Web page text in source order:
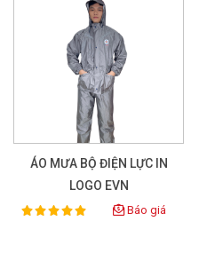
ÁO MƯA BỘ ĐIỆN LỰC IN
LOGO EVN
Rating:
100% Báo giá